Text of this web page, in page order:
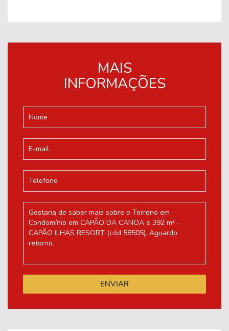
MAIS
INFORMAÇÕES